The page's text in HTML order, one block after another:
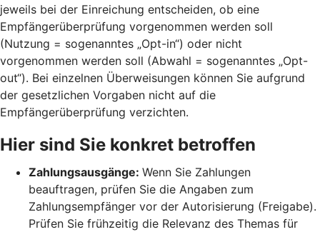
jeweils bei der Einreichung entscheiden, ob eine
Empfängerüberprüfung vorgenommen werden soll
(Nutzung = sogenanntes „Opt-in“) oder nicht
vorgenommen werden soll (Abwahl = sogenanntes „Opt-
out“). Bei einzelnen Überweisungen können Sie aufgrund
der gesetzlichen Vorgaben nicht auf die
Empfängerüberprüfung verzichten.
Hier sind Sie konkret betroffen
Zahlungsausgänge: Wenn Sie Zahlungen
beauftragen, prüfen Sie die Angaben zum
Zahlungsempfänger vor der Autorisierung (Freigabe).
Prüfen Sie frühzeitig die Relevanz des Themas für